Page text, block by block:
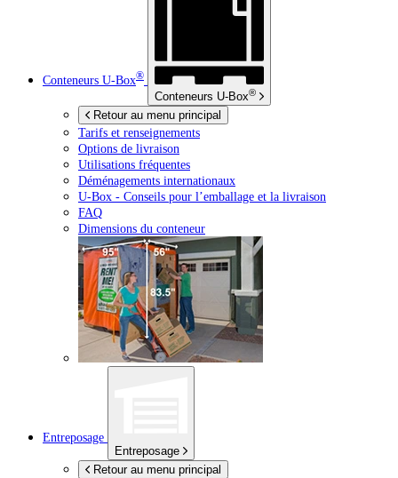
Conteneurs U-Box®
Conteneurs U-Box®
Retour au menu principal
Tarifs et renseignements
Options de livraison
Utilisations fréquentes
Déménagements internationaux
U-Box - Conseils pour l’emballage et la livraison
FAQ
Dimensions du conteneur
Entreposage
Entreposage
Retour au menu principal